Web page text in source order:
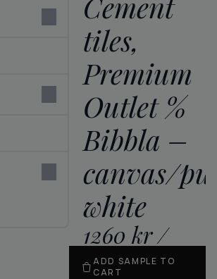
tiles,
Premium
Outlet %
Bibbla –
canvas/
white
1260 kr/
m2
ADD SAMPLE TO
CART